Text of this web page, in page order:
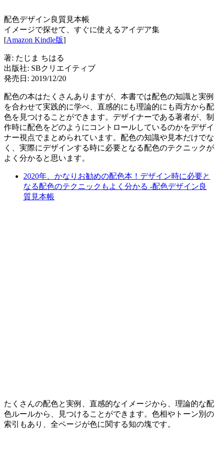
配色デザイン良質見本帳
イメージで探せて、すぐに使えるアイデア集
[Amazon Kindle版]
著: たじま ちはる
出版社: SBクリエイティブ
発売日: 2019/12/20
配色の本はたくさんありますが、本書では配色の知識と実例
を合わせて実践的に学べ、直感的にも理論的にも両方から配
色を見つけることができます。デザイナーである著者が、制
作時に配色をどのようにコントロールしているのかをデザイ
ナー視点でまとめられています。配色の知識や見本だけでな
く、実際にデザインする時に必要となる配色のテクニックが
よく分かると思います。
2020年、かなりお勧めの配色本！デザイン時に必要と
なる配色のテクニックもよく分かる -配色デザイン良
質見本帳
たくさんの配色と実例、直感的なイメージから、理論的な配
色ルールから、見つけることができます。色相やトーン別の
索引もあり、全ページが色に関する知の塊です。